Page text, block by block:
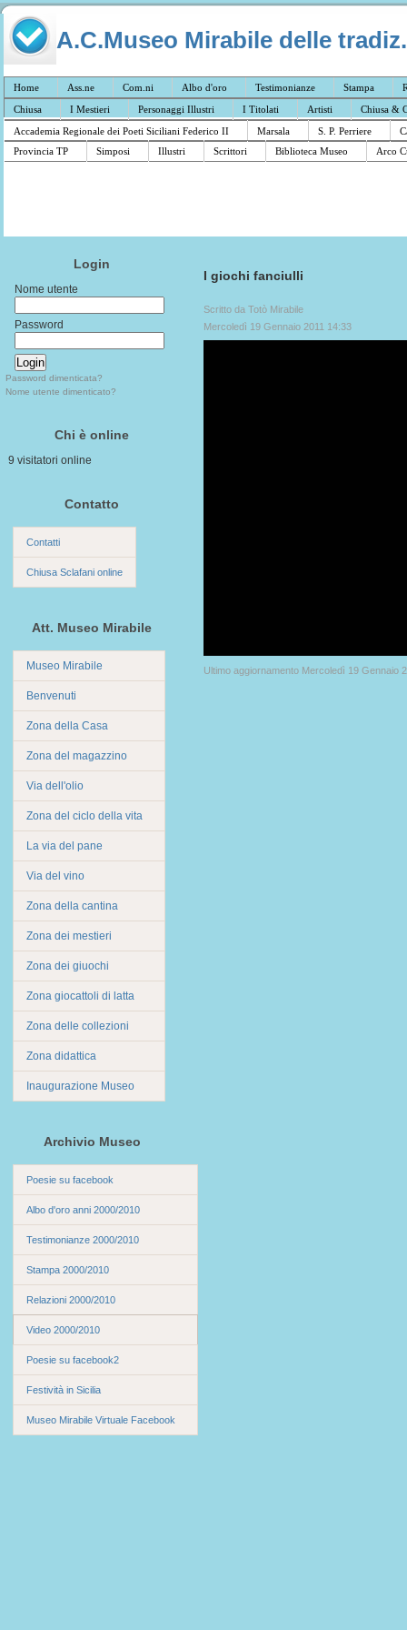
A.C.Museo Mirabile delle
Home Ass.ne Com.ni Albo d'oro Testimonianze Stampa
Chiusa
I Mestieri Personaggi Illustri I Titolati Artisti
Chiusa &
Accademia Regionale dei Poeti Siciliani Federico II
Marsala S. P. Perriere
Provincia TP
Simposi Illustri Scrittori Biblioteca Museo Arco
Login
Nome utente
Password
Password dimenticata?
Nome utente dimenticato?
Chi è online
9 visitatori online
Contatto
Contatti
Chiusa Sclafani online
Att. Museo Mirabile
Museo Mirabile
Benvenuti
Zona della Casa
Zona del magazzino
Via dell'olio
Zona del ciclo della vita
La via del pane
Via del vino
Zona della cantina
Zona dei mestieri
Zona dei giuochi
Zona giocattoli di latta
Zona delle collezioni
Zona didattica
Inaugurazione Museo
Archivio Museo
Poesie su facebook
Albo d'oro anni 2000/2010
Testimonianze 2000/2010
Stampa 2000/2010
Relazioni 2000/2010
Video 2000/2010
Poesie su facebook2
Festività in Sicilia
Museo Mirabile Virtuale Facebook
I giochi fanciulli
Scritto da Totò Mirabile
Mercoledì 19 Gennaio 2011 14:33
Ultimo aggiornamento Mercoledì 19 Gennaio